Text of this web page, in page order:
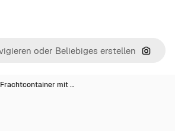
Nach
Frachtcontainer mit …